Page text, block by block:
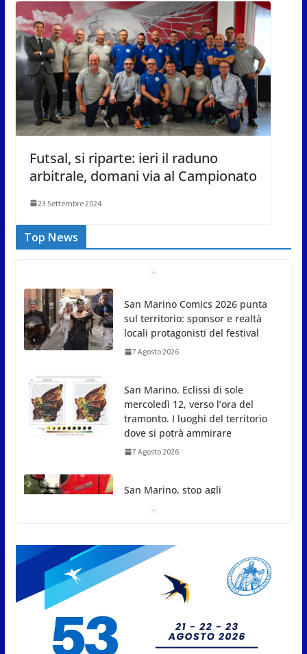
Futsal, si riparte: ieri il raduno
arbitrale, domani via al Campionato
23 Settembre 2024
Top News
San Marino Comics 2026 punta
sul territorio: sponsor e realtà
locali protagonisti del festival
7 Agosto 2026
San Marino. Eclissi di sole
mercoledì 12, verso l’ora del
tramonto. I luoghi del territorio
dove si potrà ammirare
7 Agosto 2026
San Marino, stop agli
salate
7 Agosto 2026
Caccuri celebra Roberto Sergio:
della città e premio alla carriera
7 Agosto 2026